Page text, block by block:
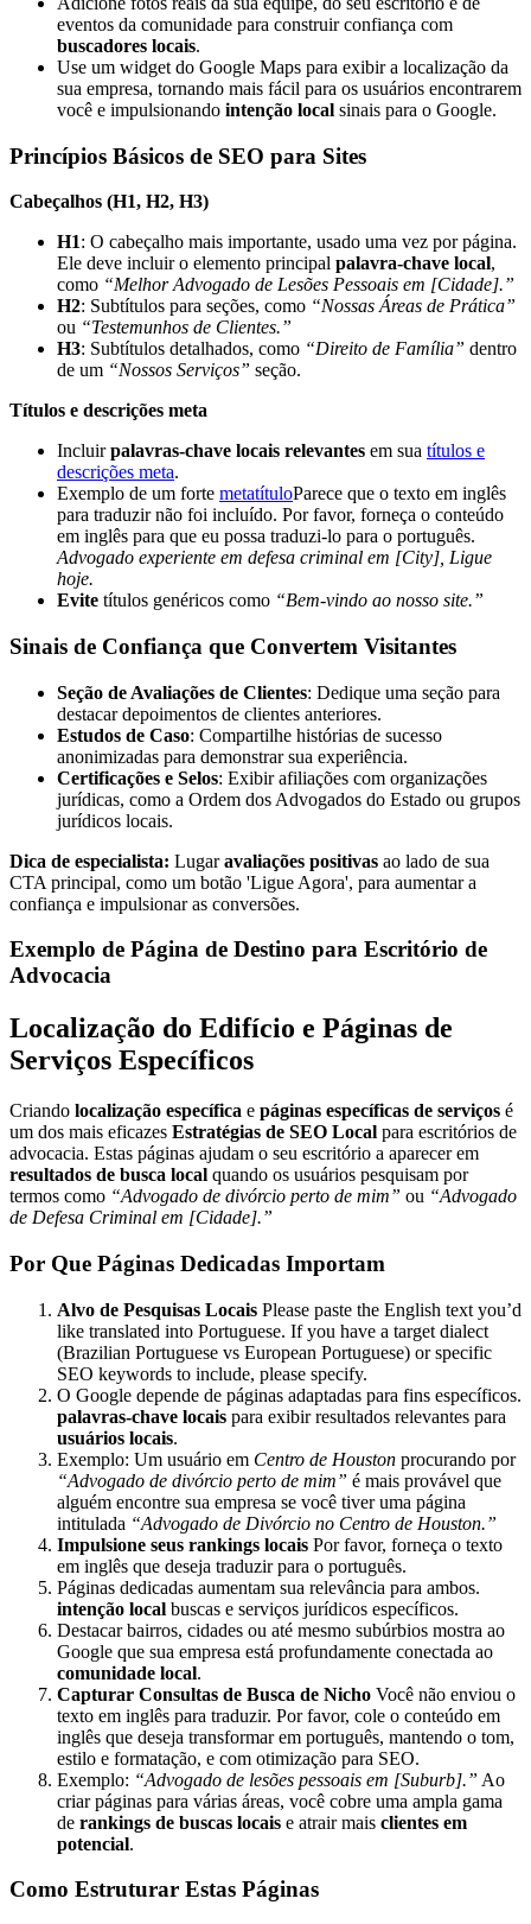
eventos da comunidade para construir confiança com
buscadores locais.
Use um widget do Google Maps para exibir a localização da
sua empresa, tornando mais fácil para os usuários encontrarem
você e impulsionando intenção local sinais para o Google.
Princípios Básicos de SEO para Sites
Cabeçalhos (H1, H2, H3)
H1: O cabeçalho mais importante, usado uma vez por página.
Ele deve incluir o elemento principal palavra-chave local,
como “Melhor Advogado de Lesões Pessoais em [Cidade].”
H2: Subtítulos para seções, como “Nossas Áreas de Prática”
ou “Testemunhos de Clientes.”
H3: Subtítulos detalhados, como “Direito de Família” dentro
de um “Nossos Serviços” seção.
Títulos e descrições meta
Incluirpalavras-chave locais relevantes em sua títulos e
descrições meta.
Exemplo de um forte metatítuloParece que o texto em inglês
para traduzir não foi incluído. Por favor, forneça o conteúdo
em inglês para que eu possa traduzi-lo para o português.
Advogado experiente em defesa criminal em [City], Ligue
hoje.
Evite títulos genéricos como “Bem-vindo ao nosso site.”
Sinais de Confiança que Convertem Visitantes
Seção de Avaliações de Clientes: Dedique uma seção para
destacar depoimentos de clientes anteriores.
Estudos de Caso: Compartilhe histórias de sucesso
anonimizadas para demonstrar sua experiência.
Certificações e Selos: Exibir afiliações com organizações
jurídicas, como a Ordem dos Advogados do Estado ou grupos
jurídicos locais.
Dica de especialista: Lugaravaliações positivas ao lado de sua
CTA principal, como um botão 'Ligue Agora', para aumentar a
confiança e impulsionar as conversões.
Exemplo de Página de Destino para Escritório de
Advocacia
Localização do Edifício e Páginas de
Serviços Específicos
Criando localização específica e páginas específicas de serviços é
um dos mais eficazes Estratégias de SEO Local para escritórios de
advocacia. Estas páginas ajudam o seu escritório a aparecer em
resultados de busca local quando os usuários pesquisam por
termos como “Advogado de divórcio perto de mim” ou “Advogado
de Defesa Criminal em [Cidade].”
Por Que Páginas Dedicadas Importam
Alvo de Pesquisas Locais Please paste the English text you’d
like translated into Portuguese. If you have a target dialect
(Brazilian Portuguese vs European Portuguese) or specific
SEO keywords to include, please specify.
O Google depende de páginas adaptadas para fins específicos.
palavras-chave locais para exibir resultados relevantes para
usuários locais.
Exemplo: Um usuário em Centro de Houston procurando por
“Advogado de divórcio perto de mim” é mais provável que
alguém encontre sua empresa se você tiver uma página
intitulada “Advogado de Divórcio no Centro de Houston.”
Impulsione seus rankings locais Por favor, forneça o texto
em inglês que deseja traduzir para o português.
Páginas dedicadas aumentam sua relevância para ambos.
intenção local buscas e serviços jurídicos específicos.
Destacar bairros, cidades ou até mesmo subúrbios mostra ao
Google que sua empresa está profundamente conectada ao
comunidade local.
Capturar Consultas de Busca de Nicho Você não enviou o
texto em inglês para traduzir. Por favor, cole o conteúdo em
inglês que deseja transformar em português, mantendo o tom,
estilo e formatação, e com otimização para SEO.
Exemplo: “Advogado de lesões pessoais em [Suburb].” Ao
criar páginas para várias áreas, você cobre uma ampla gama
de rankings de buscas locais e atrair mais clientes em
potencial.
Como Estruturar Estas Páginas